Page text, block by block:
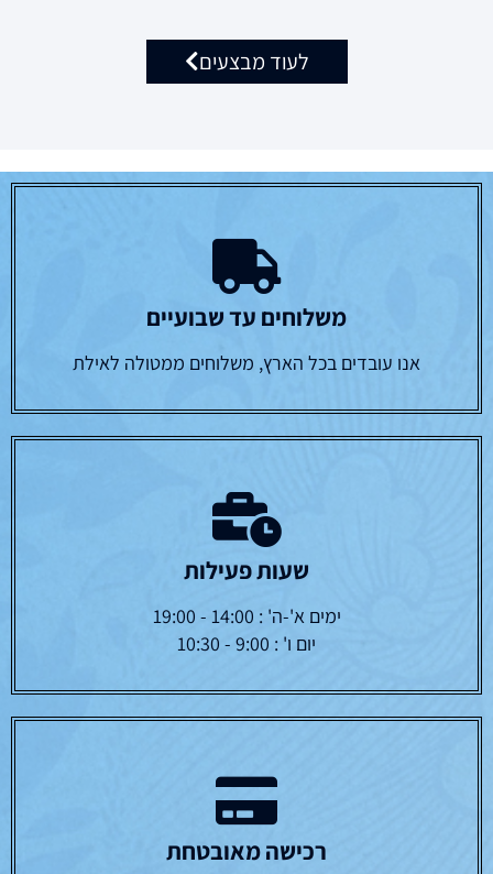
לעוד מבצעים
משלוחים עד שבועיים
אנו עובדים בכל הארץ, משלוחים ממטולה לאילת
שעות פעילות
ימים א'-ה' : 14:00 - 19:00
יום ו' : 9:00 - 10:30
רכישה מאובטחת